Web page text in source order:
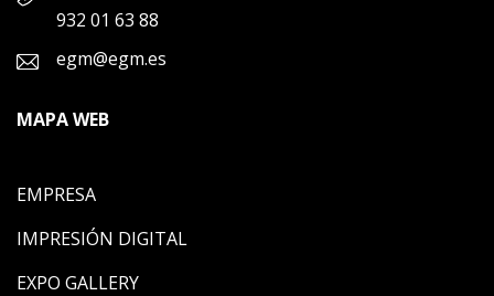
932 01 63 88
egm@egm.es
MAPA WEB
EMPRESA
IMPRESIÓN DIGITAL
EXPO GALLERY